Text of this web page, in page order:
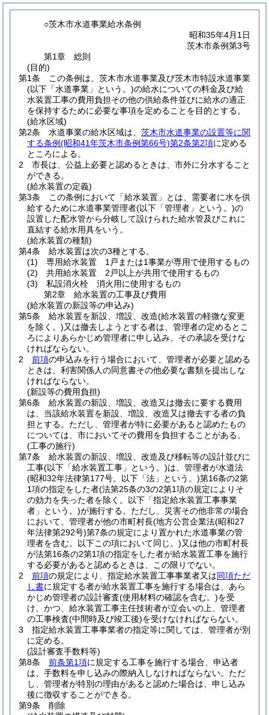
○茨木市水道事業給水条例
昭和35年4月1日
茨木市条例第3号
第1章
総則
(目的)
第1条
この条例は、茨木市水道事業及び茨木市特設水道事業
(以下「水道事業」という。)の給水についての料金及び給
水装置工事の費用負担その他の供給条件並びに給水の適正
を保持するために必要な事項を定めることを目的とする。
(給水区域)
第2条
水道事業の給水区域は、 茨木市水道事業の設置等に関
する条例(昭和41年茨木市条例第66号)第2条第2項に定める
ところによる。
2
市長は、公益上必要と認めるときは、市外に分水すること
ができる。
(給水装置の定義)
第3条
この条例において「給水装置」とは、需要者に水を供
給するために水道事業管理者(以下「管理者」という。)の
設置した配水管から分岐して設けられた給水管及びこれに
直結する給水用具をいう。
(給水装置の種類)
第4条
給水装置は次の3種とする。
(1)
専用給水装置 1戸または1事業が専用で使用するもの
(2)
共用給水装置 2戸以上が共用で使用するもの
(3)
私設消火栓 消火用に使用するもの
第2章
給水装置の工事及び費用
(給水装置の新設等の申込み)
第5条
給水装置を新設、増設、改造(給水装置の軽微な変更
を除く。)又は撤去しようとする者は、管理者の定めるとこ
ろによりあらかじめ管理者に申し込み、その承認を受けな
ければならない。
2
前項の申込みを行う場合において、管理者が必要と認める
ときは、利害関係人の同意書その他必要な書類を提出しな
ければならない。
(新設等の費用負担)
第6条
給水装置の新設、増設、改造又は撤去に要する費用
は、当該給水装置を新設、増設、改造又は撤去する者の負
担とする。 ただし、管理者が特に必要があると認めたもの
については、市においてその費用を負担することがある。
(工事の施行)
第7条
給水装置の新設、増設、改造及び移転等の設計並びに
工事(以下「給水装置工事」という。)は、管理者が水道法
(昭和32年法律第177号。以下「法」という。)第16条の2第
1項の指定をした者(法第25条の3の2第1項の規定によりそ
の効力を失った者を除く。以下「指定給水装置工事事業
者」という。)が施行する。 ただし、災害その他非常の場合
において、管理者が他の市町村長(地方公営企業法(昭和27
年法律第292号)第7条の規定により置かれた水道事業の管
理者を含む。以下この項において同じ。)又は他の市町村長
が法第16条の2第1項の指定をした者が給水装置工事を施行
する必要があると認めるときは、この限りでない。
2
前項の規定により、指定給水装置工事事業者又は同項ただ
し書に規定する者が給水装置工事を施行する場合は、あら
かじめ管理者の設計審査(使用材料の確認を含む。)を受
け、かつ、給水装置工事主任技術者が立会いの上、管理者
の工事検査(中間時及び竣工後)を受けなければならない。
3
指定給水装置工事事業者の指定等に関しては、管理者が別
に定める。
(設計審査手数料等)
第8条
前条第1項に規定する工事を施行する場合、申込者
は、手数料を申し込みの際納入しなければならない。 ただ
し、管理者が特別の理由があると認めた場合は、申し込み
後に徴収することができる。
第9条
削除